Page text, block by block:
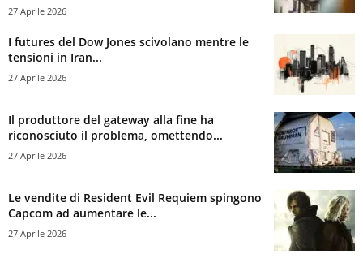
27 Aprile 2026
I futures del Dow Jones scivolano mentre le
tensioni in Iran...
27 Aprile 2026
Il produttore del gateway alla fine ha
riconosciuto il problema, omettendo...
27 Aprile 2026
Le vendite di Resident Evil Requiem spingono
Capcom ad aumentare le...
27 Aprile 2026